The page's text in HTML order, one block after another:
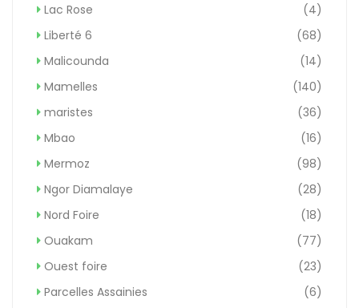
Lac Rose
(4)
Liberté 6
(68)
Malicounda
(14)
Mamelles
(140)
maristes
(36)
Mbao
(16)
Mermoz
(98)
Ngor Diamalaye
(28)
Nord Foire
(18)
Ouakam
(77)
Ouest foire
(23)
Parcelles Assainies
(6)